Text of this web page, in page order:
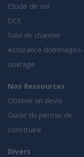
Etude de sol
DCE
Suivi de chantier
Assurance dommages-
ouvrage
Nos Ressources
Obtenir un devis
Guide du permis de
construire
Divers